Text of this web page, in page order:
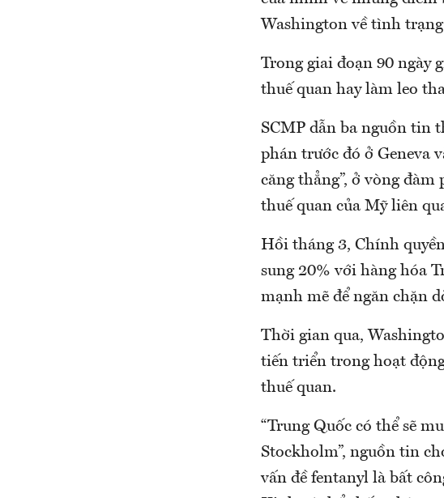
Washington về tình
Trong giai đoạn 90 ngày
thuế quan hay làm leo
SCMP dẫn ba nguồn tin
phán trước đó ở Geneva
căng thẳng”, ở vòng
thuế quan của Mỹ liên
Hồi tháng 3, Chính
sung 20% với hàng hóa
mạnh mẽ để ngăn chặn
Thời gian qua,
tiến triển trong hoạt
thuế quan.
“Trung Quốc có thể sẽ
Stockholm”, nguồn tin
vấn đề fentanyl là bất